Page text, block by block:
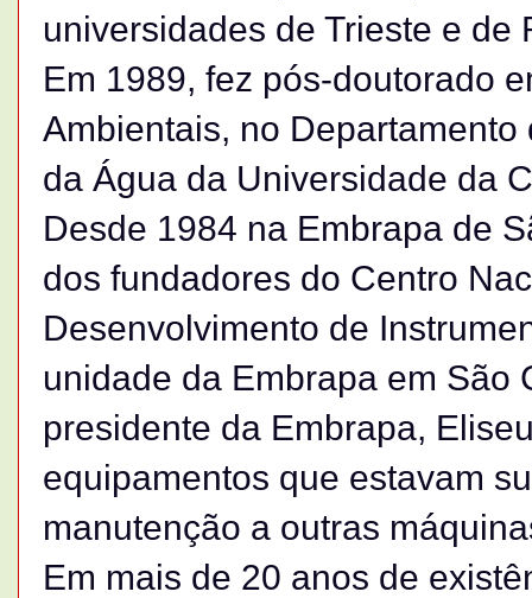
universidades de Trieste e de
Em 1989, fez pós-doutorado
Ambientais, no Departamento
da Água da Universidade da
Desde 1984 na Embrapa de
dos fundadores do Centro
Desenvolvimento de
unidade da Embrapa em São
presidente da Embrapa,
equipamentos que estavam
manutenção a outras
Em mais de 20 anos de